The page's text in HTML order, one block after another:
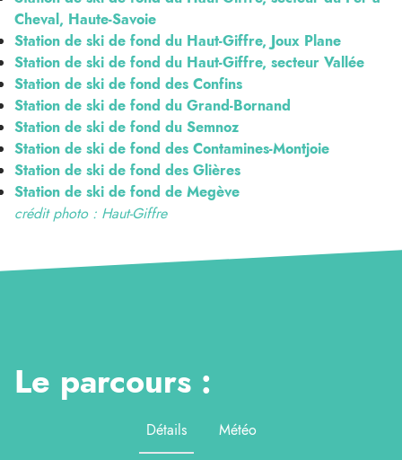
Cheval, Haute-Savoie
Station de ski de fond du Haut-Giffre, Joux Plane
Station de ski de fond du Haut-Giffre, secteur Vallée
Station de ski de fond des Confins
Station de ski de fond du Grand-Bornand
Station de ski de fond du Semnoz
Station de ski de fond des Contamines-Montjoie
Station de ski de fond des Glières
Station de ski de fond de Megève
crédit photo : Haut-Giffre
Le parcours :
Détails
Météo